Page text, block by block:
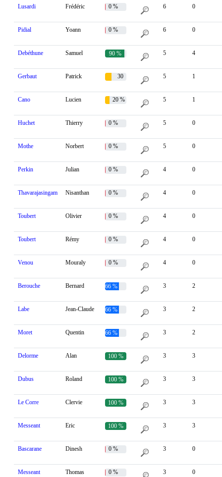
Lusardi Frédéric 0 % 6 0
Pidial Yoann 0 % 6 0
Debéthune Samuel 90 % 5 4
Gerbaut Patrick
30
5 1
Cano Lucien 20 % 5 1
Huchet Thierry 0 % 5 0
Mothe Norbert 0 % 5 0
Perkin Julian 0 % 4 0
Thavarajasingam Nisanthan 0 % 4 0
Toubert Olivier 0 % 4 0
Toubert Rémy 0 % 4 0
Venou Mouraly 0 % 4 0
Berouche Bernard 66 % 3 2
Labe Jean-Claude 66 % 3 2
Moret Quentin 66 % 3 2
Delorme Alan 100 % 3 3
Dubus Roland 100 % 3 3
Le Corre Clervie 100 % 3 3
Messeant Eric 100 % 3 3
Bascarane Dinesh 0 % 3 0
Messeant Thomas 0 % 3 0